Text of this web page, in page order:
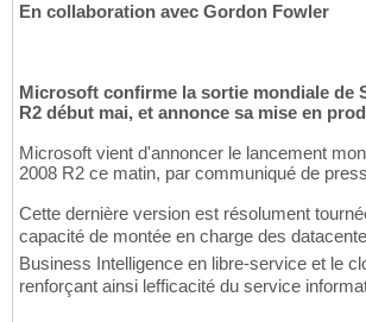
En collaboration avec Gordon Fowler
Microsoft confirme la sortie mondiale de
R2 début mai, et annonce sa mise en
Microsoft vient d'annoncer le lancement
2008 R2 ce matin, par communiqué de
Cette dernière version est résolument
capacité de montée en charge des
Business Intelligence en libre-service et le
renforçant ainsi lefficacité du service